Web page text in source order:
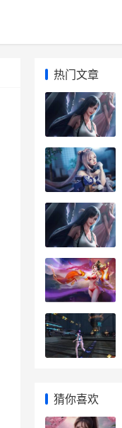
热门文章
猜你喜欢